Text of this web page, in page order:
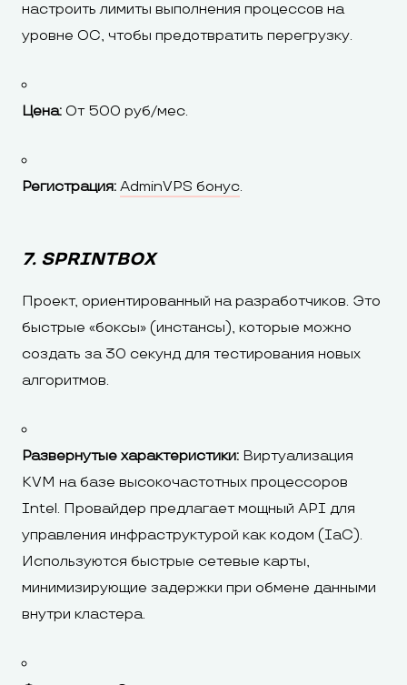
настроить лимиты выполнения процессов на
уровне ОС, чтобы предотвратить перегрузку.
Цена: От 500 руб/мес.
Регистрация: AdminVPS бонус.
7. SPRINTBOX
Проект, ориентированный на разработчиков. Это
быстрые «боксы» (инстансы), которые можно
создать за 30 секунд для тестирования новых
алгоритмов.
Развернутые характеристики: Виртуализация
KVM на базе высокочастотных процессоров
Intel. Провайдер предлагает мощный API для
управления инфраструктурой как кодом (IaC).
Используются быстрые сетевые карты,
минимизирующие задержки при обмене данными
внутри кластера.